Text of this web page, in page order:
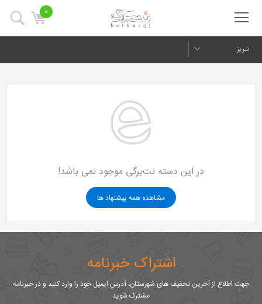
0
تبریز
در این دسته نت‌برگی موجود نمی باشد!
مشاهده همه پیشنهاد ها
اشتراک خبرنامه
جهت اطلاع از آخرین تخفیف های شهرستان، آدرس ایمیل خود را وارد کنید و در خبرنامه
مشترک شوید